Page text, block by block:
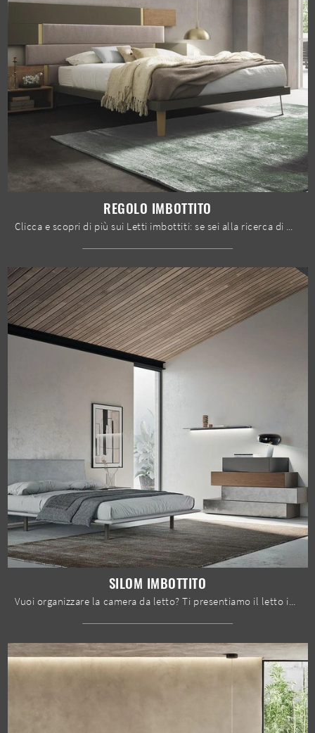
REGOLO IMBOTTITO
Clicca e scopri di più sui Letti imbottiti: se sei alla ricerca di modelli matrimoniali design, il modello Regolo Imbottito Mobilgam fa al caso tuo.
SILOM IMBOTTITO
Vuoi organizzare la camera da letto? Ti presentiamo il letto in tessuto Silom Imbottito di Mobilgam per spazi design.